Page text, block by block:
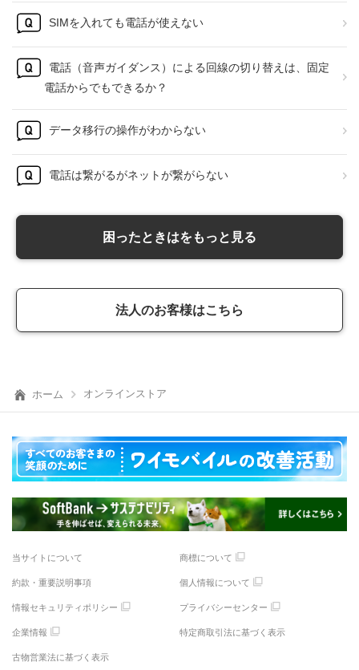
SIMを入れても電話が使えない
電話（音声ガイダンス）による回線の切り替えは、固定
電話からでもできるか？
データ移行の操作がわからない
電話は繋がるがネットが繋がらない
困ったときはをもっと見る
法人のお客様はこちら
ホーム オンラインストア
当サイトについて 商標について
約款・重要説明事項 個人情報について
情報セキュリティポリシー プライバシーセンター
企業情報 特定商取引法に基づく表示
古物営業法に基づく表示